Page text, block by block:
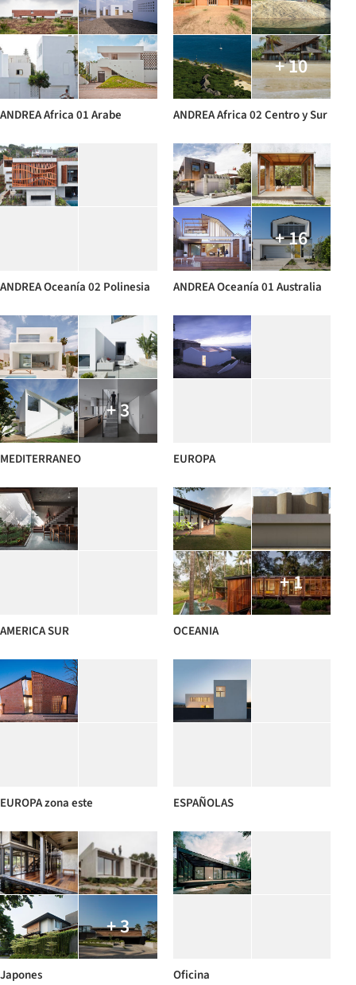
ANDREA Africa 01 Arabe
+ 10
ANDREA Africa 02 Centro y Sur
ANDREA Oceanía 02 Polinesia
+ 16
ANDREA Oceanía 01 Australia
+ 3
MEDITERRANEO EUROPA
AMERICA SUR
+ 1
OCEANIA
EUROPA zona este ESPAÑOLAS
+ 3
Japones Oficina